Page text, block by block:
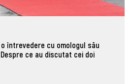
întrevedere cu omologul său
ce au discutat cei doi